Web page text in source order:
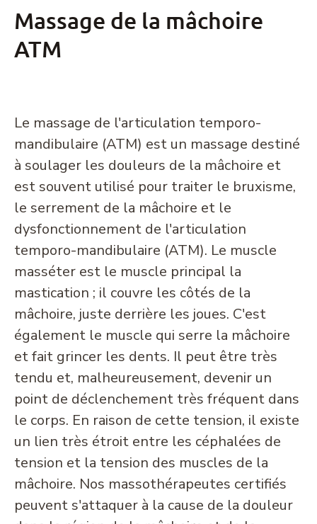
Massage de la mâchoire
ATM
Le massage de l'articulation temporo-
mandibulaire (ATM) est un massage destiné
à soulager les douleurs de la mâchoire et
est souvent utilisé pour traiter le bruxisme,
le serrement de la mâchoire et le
dysfonctionnement de l'articulation
temporo-mandibulaire (ATM). Le muscle
masséter est le muscle principal la
mastication ; il couvre les côtés de la
mâchoire, juste derrière les joues. C'est
également le muscle qui serre la mâchoire
et fait grincer les dents. Il peut être très
tendu et, malheureusement, devenir un
point de déclenchement très fréquent dans
le corps. En raison de cette tension, il existe
un lien très étroit entre les céphalées de
tension et la tension des muscles de la
mâchoire. Nos massothérapeutes certifiés
peuvent s'attaquer à la cause de la douleur